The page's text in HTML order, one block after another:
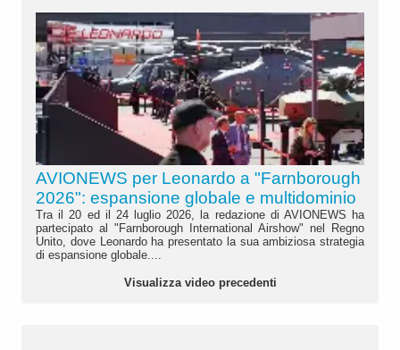
AVIONEWS per Leonardo a "Farnborough
2026": espansione globale e multidominio
Tra il 20 ed il 24 luglio 2026, la redazione di AVIONEWS ha
partecipato al "Farnborough International Airshow" nel Regno
Unito, dove Leonardo ha presentato la sua ambiziosa strategia
di espansione globale....
Visualizza video precedenti